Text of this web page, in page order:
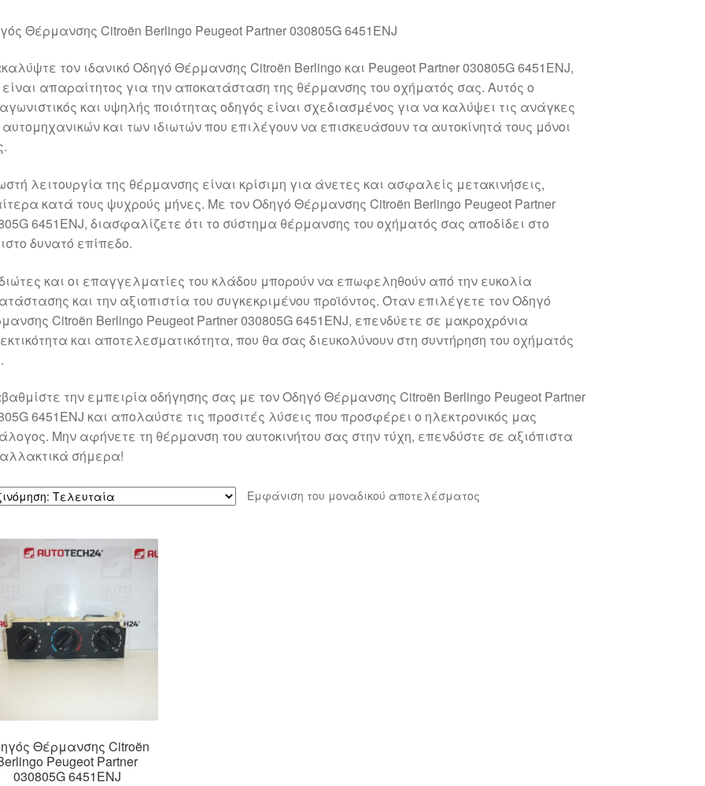
Θέρμανσης Citroën Berlingo Peugeot Partner 030805G 6451ENJ
τον ιδανικό Οδηγό Θέρμανσης Citroën Berlingo και Peugeot Partner 030805G 6451ENJ,
απαραίτητος για την αποκατάσταση της θέρμανσης του οχήματός σας. Αυτός ο
και υψηλής ποιότητας οδηγός είναι σχεδιασμένος για να καλύψει τις ανάγκες
και των ιδιωτών που επιλέγουν να επισκευάσουν τα αυτοκίνητά τους μόνοι
λειτουργία της θέρμανσης είναι κρίσιμη για άνετες και ασφαλείς μετακινήσεις,
κατά τους ψυχρούς μήνες. Με τον Οδηγό Θέρμανσης Citroën Berlingo Peugeot Partner
6451ENJ, διασφαλίζετε ότι το σύστημα θέρμανσης του οχήματός σας αποδίδει στο
δυνατό επίπεδο.
και οι επαγγελματίες του κλάδου μπορούν να επωφεληθούν από την ευκολία
και την αξιοπιστία του συγκεκριμένου προϊόντος. Όταν επιλέγετε τον Οδηγό
Citroën Berlingo Peugeot Partner 030805G 6451ENJ, επενδύετε σε μακροχρόνια
και αποτελεσματικότητα, που θα σας διευκολύνουν στη συντήρηση του οχήματός
την εμπειρία οδήγησης σας με τον Οδηγό Θέρμανσης Citroën Berlingo Peugeot Partner
6451ENJ και απολαύστε τις προσιτές λύσεις που προσφέρει ο ηλεκτρονικός μας
Μην αφήνετε τη θέρμανση του αυτοκινήτου σας στην τύχη, επενδύστε σε αξιόπιστα
σήμερα!
Εμφάνιση του μοναδικού αποτελέσματος
Θέρμανσης Citroën
Peugeot Partner
030805G 6451ENJ